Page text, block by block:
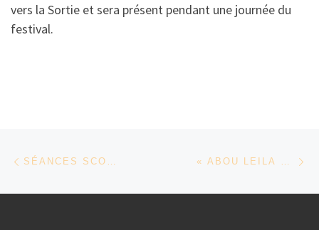
vers la Sortie et sera présent pendant une journée du
festival.
Parcourir les articles